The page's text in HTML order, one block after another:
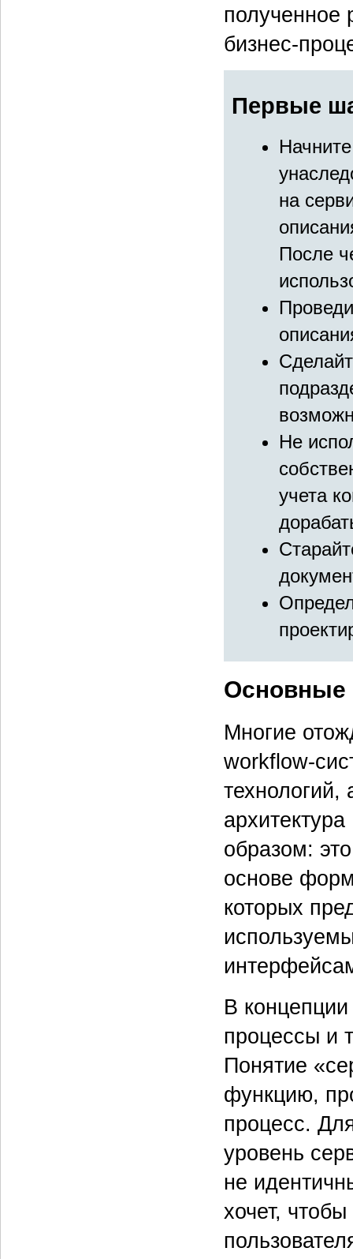
полученное
бизнес-
Первые
на
После
Не
учета
Основные
Многие
workflow-
технологий,
образом:
основе
которых
В
процессы и
Понятие
функцию,
процесс.
уровень
не
хочет,